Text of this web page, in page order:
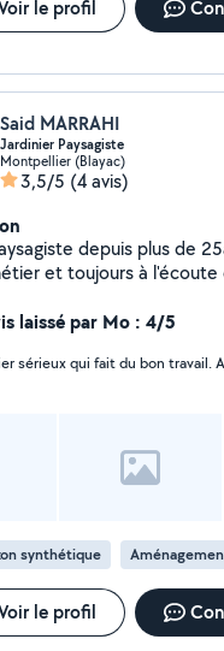
le profil
Said MARRAHI
Jardinier Paysagiste
Montpellier (Blayac)
3,5/5 (4 avis)
depuis plus de
et toujours à l'écoute
jardin: - Entretien
coupe d'abres
d'espaces verts -
et réparation diverses. Sérieux et
je mets mon savoir-faire à
déplace volontiers.
laissé par Mo : 4/5
sérieux qui fait du bon travail.
synthétique
le profil